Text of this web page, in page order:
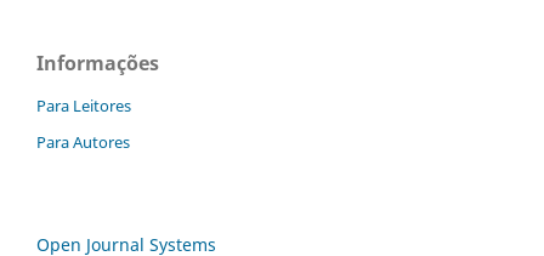
Informações
Para Leitores
Para Autores
Open Journal Systems